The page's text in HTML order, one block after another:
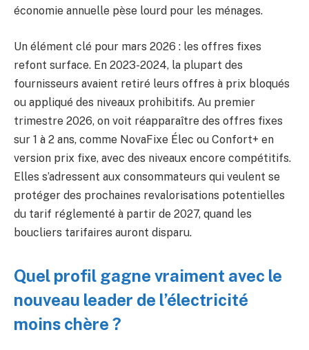
économie annuelle pèse lourd pour les ménages.
Un élément clé pour mars 2026 : les offres fixes
refont surface. En 2023-2024, la plupart des
fournisseurs avaient retiré leurs offres à prix bloqués
ou appliqué des niveaux prohibitifs. Au premier
trimestre 2026, on voit réapparaître des offres fixes
sur 1 à 2 ans, comme NovaFixe Élec ou Confort+ en
version prix fixe, avec des niveaux encore compétitifs.
Elles s’adressent aux consommateurs qui veulent se
protéger des prochaines revalorisations potentielles
du tarif réglementé à partir de 2027, quand les
boucliers tarifaires auront disparu.
Quel profil gagne vraiment avec le
nouveau leader de l’électricité
moins chère ?